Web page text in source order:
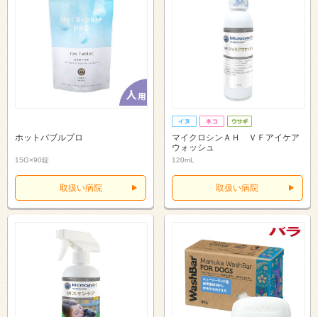
ホットバブルプロ
15G×90錠
取扱い病院
マイクロシンＡＨ ＶＦアイケア
ウォッシュ
120mL
取扱い病院